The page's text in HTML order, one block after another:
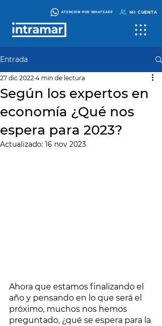
ATENCIÓN POR WHATSAPP MI CUENTA
Entrada
Según los expertos en
economía ¿Qué nos
espera para 2023?
27 dic 2022 4 min de lectura
Actualizado: 16 nov 2023
Ahora que estamos finalizando el
año y pensando en lo que será el
próximo, muchos nos hemos
preguntado, ¿qué se espera para la